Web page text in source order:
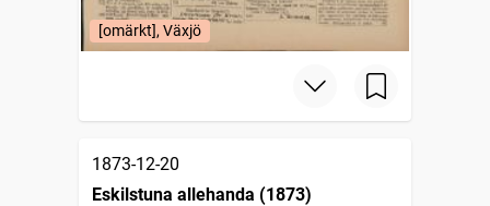
[omärkt], Växjö
1873-12-20
Eskilstuna allehanda (1873)